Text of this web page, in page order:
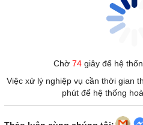
Chờ 74giây để hệ
Việc xử lý nghiệp vụ cần thời gian
phút để hệ thống